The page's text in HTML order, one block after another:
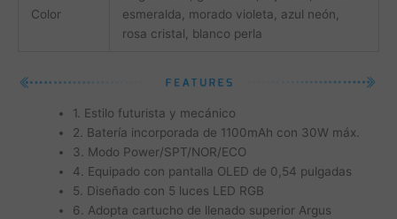
Color
esmeralda, morado violeta, azul neón,
rosa cristal, blanco perla
1. Estilo futurista y mecánico
2. Batería incorporada de 1100mAh con 30W máx.
3. Modo Power/SPT/NOR/ECO
4. Equipado con pantalla OLED de 0,54 pulgadas
5. Diseñado con 5 luces LED RGB
6. Adopta cartucho de llenado superior Argus